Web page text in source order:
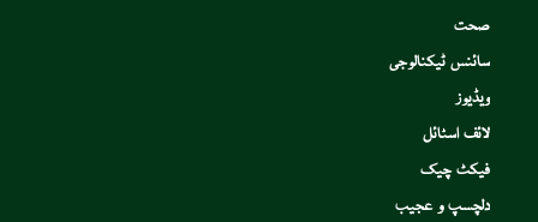
صحت
سائنس ٹیکنالوجی
ویڈیوز
لائف اسٹائل
فیکٹ چیک
دلچسپ و عجیب